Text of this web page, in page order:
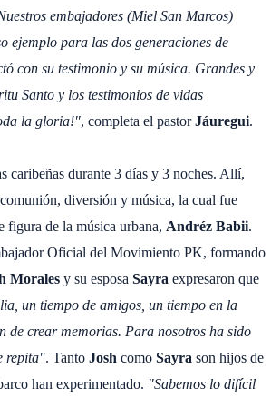
embajadores (Miel San Marcos)
ejemplo para las dos generaciones de
con su testimonio y su música. Grandes y
Santo y los testimonios de vidas
la gloria!", completa el pastorJáuregui.
caribeñas durante 3 días y 3 noches. Allí,
diversión y música, la cual fue
figura de la música urbana, Andréz Babii.
Oficial del Movimiento PK, formando
Morales y su esposa Sayra expresaron que
un tiempo de amigos, un tiempo en la
de crear memorias. Para nosotros ha sido
repita". Tanto Josh como Sayra son hijos de
han experimentado. "Sabemos lo difícil